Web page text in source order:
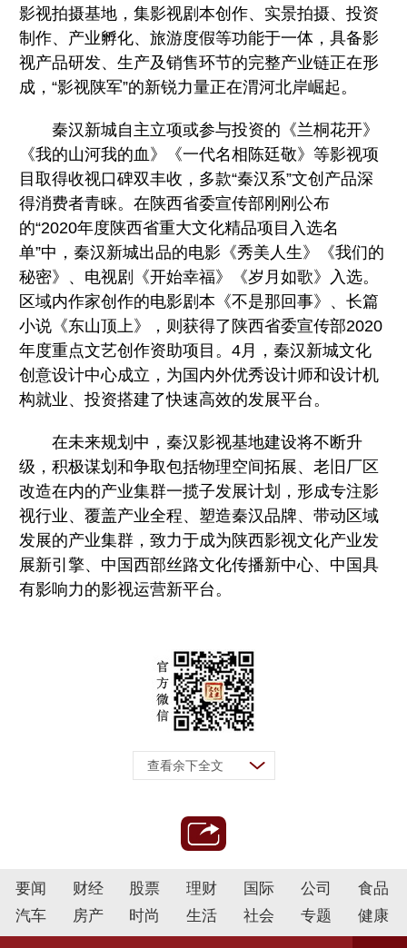
影视拍摄基地，集影视剧本创作、实景拍摄、投资
制作、产业孵化、旅游度假等功能于一体，具备影
视产品研发、生产及销售环节的完整产业链正在形
成，“影视陕军”的新锐力量正在渭河北岸崛起。
秦汉新城自主立项或参与投资的《兰桐花开》
《我的山河我的血》《一代名相陈廷敬》等影视项
目取得收视口碑双丰收，多款“秦汉系”文创产品深
得消费者青睐。在陕西省委宣传部刚刚公布
的“2020年度陕西省重大文化精品项目入选名
单”中，秦汉新城出品的电影《秀美人生》《我们的
秘密》、电视剧《开始幸福》《岁月如歌》入选。
区域内作家创作的电影剧本《不是那回事》、长篇
小说《东山顶上》，则获得了陕西省委宣传部2020
年度重点文艺创作资助项目。4月，秦汉新城文化
创意设计中心成立，为国内外优秀设计师和设计机
构就业、投资搭建了快速高效的发展平台。
在未来规划中，秦汉影视基地建设将不断升
级，积极谋划和争取包括物理空间拓展、老旧厂区
改造在内的产业集群一揽子发展计划，形成专注影
视行业、覆盖产业全程、塑造秦汉品牌、带动区域
发展的产业集群，致力于成为陕西影视文化产业发
展新引擎、中国西部丝路文化传播新中心、中国具
有影响力的影视运营新平台。
查看余下全文
要闻 财经 股票 理财 国际 公司
食品
汽车
房产 时尚 生活 社会 专题 健康